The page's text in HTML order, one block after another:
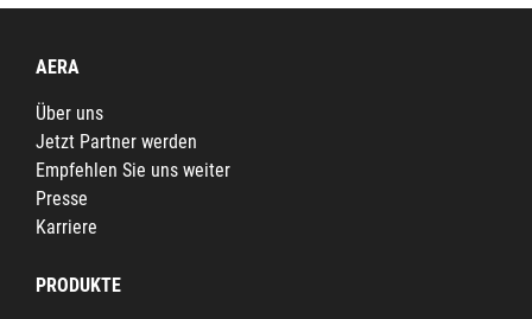
AERA
Über uns
Jetzt Partner werden
Empfehlen Sie uns weiter
Presse
Karriere
PRODUKTE